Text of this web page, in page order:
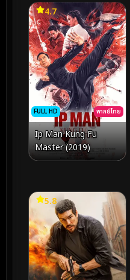
FULL HD พากย์ไทย
4.7
Ip Man Kung Fu
Master (2019)
5.8